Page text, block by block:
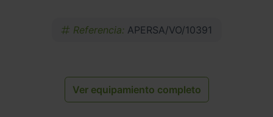
Referencia: APERSA/VO/10391
Ver equipamiento completo